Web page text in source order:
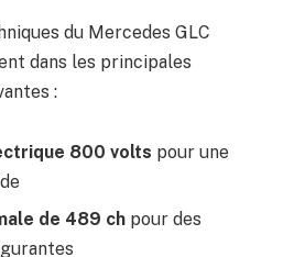
du Mercedes GLC
dans les principales
:
800 volts pour une
de 489 ch pour des